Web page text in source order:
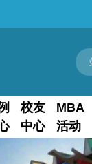
校友
中心
MBA
活动